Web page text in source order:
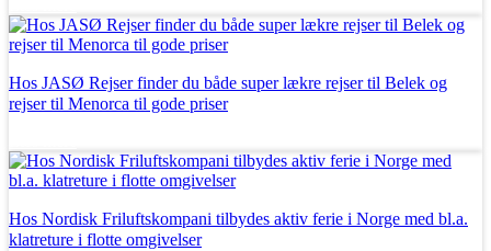
Hos JASØ Rejser finder du både super lækre rejser til Belek og
rejser til Menorca til gode priser
Hos Nordisk Friluftskompani tilbydes aktiv ferie i Norge med bl.a.
klatreture i flotte omgivelser